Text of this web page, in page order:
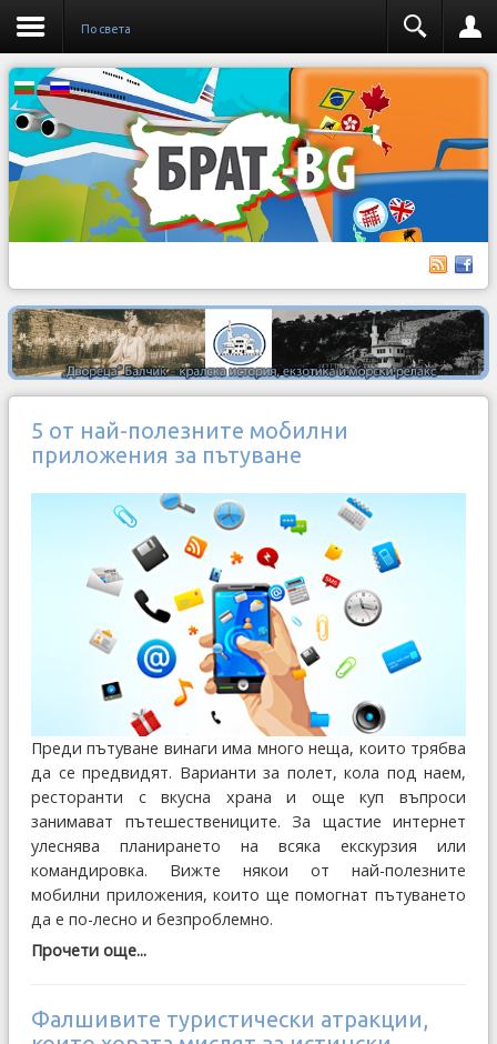
По света
5 от най-полезните мобилни
приложения за пътуване
Преди пътуване винаги има много неща, които трябва
да се предвидят. Варианти за полет, кола под наем,
ресторанти с вкусна храна и още куп въпроси
занимават пътешествениците. За щастие интернет
улеснява планирането на всяка екскурзия или
командировка. Вижте някои от най-полезните
мобилни приложения, които ще помогнат пътуването
да е по-лесно и безпроблемно.
Прочети още...
Фалшивите туристически атракции,